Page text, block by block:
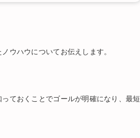
ウハウについてお伝えします。
ておくことでゴールが明確になり、最短